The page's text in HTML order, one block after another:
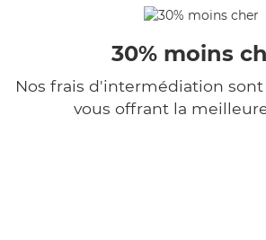
30% moins
Nos frais d'intermédiation
vous offrant la